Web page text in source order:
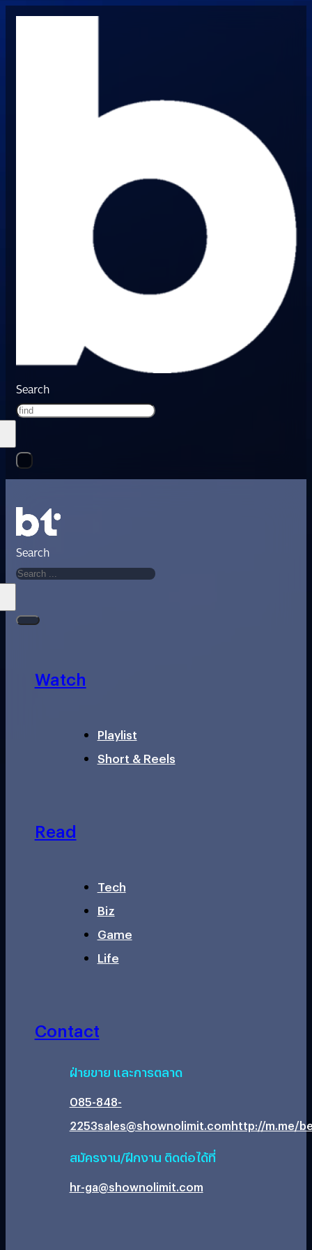
Search
Search
Watch
Playlist
Short & Reels
Read
Tech
Biz
Game
Life
Contact
ฝ่ายขาย และการตลาด
085-848-
2253sales@shownolimit.comhttp://m.me/
สมัครงาน/ฝึกงาน ติดต่อได้ที่
hr-ga@shownolimit.com